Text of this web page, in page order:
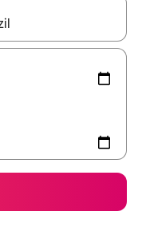
si ich prechádzať